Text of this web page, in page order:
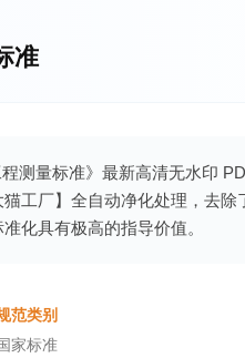
准
程测量标准》最新高清无水印
工厂】全自动净化处理，去
化具有极高的指导价值。
范类别
家标准